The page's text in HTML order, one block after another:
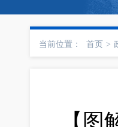
当前位置： 首页 >
【